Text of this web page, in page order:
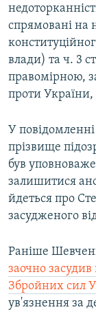
спрямовані на
влади) та ч. 3
правомірною,
проти України,
У
прізвище
був
залишитися
йдеться про
засудженого
Раніше
заочно
Збройних сил
ув'язнення за